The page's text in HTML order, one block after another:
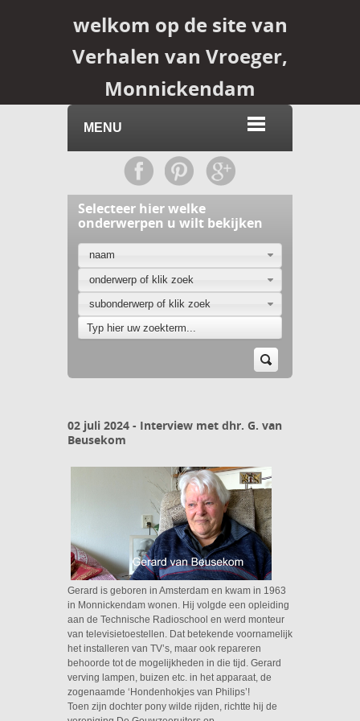
welkom op de site van
Verhalen van Vroeger,
Monnickendam
MENU
Selecteer hier welke
onderwerpen u wilt bekijken
naam
onderwerp of klik zoek
subonderwerp of klik zoek
02 juli 2024 - Interview met dhr. G. van
Beusekom
Gerard is geboren in Amsterdam en kwam in 1963
in Monnickendam wonen. Hij volgde een opleiding
aan de Technische Radioschool en werd monteur
van televisietoestellen. Dat betekende voornamelijk
het installeren van TV’s, maar ook repareren
behoorde tot de mogelijkheden in die tijd. Gerard
verving lampen, buizen etc. in het apparaat, de
zogenaamde ‘Hondenhokjes van Philips’!
Toen zijn dochter pony wilde rijden, richtte hij de